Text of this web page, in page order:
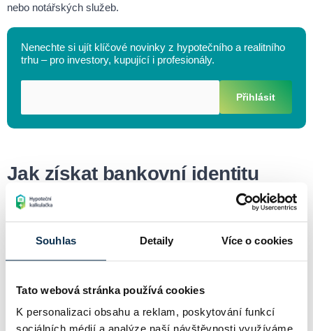
Souhlas Detaily Více o cookies
Tato webová stránka používá cookies
K personalizaci obsahu a reklam, poskytování funkcí
nebo notářských služeb.
Nenechte si ujít klíčové novinky z hypotečního a realitního
trhu – pro investory, kupující i profesionály.
Přihlásit
Jak získat bankovní identitu
Zřízení bankovní identityje velmi jednoduché. Každý klient
některé z podporovaných bank (např.
Česká spořitelna,ČSOB
KBnebo Air Bank) získává bankovní identitu automaticky, pokud
v internetovém bankovnictví nebo na pobočce.
Jakmile je identita aktivní, uživatel se může přihlašovat k